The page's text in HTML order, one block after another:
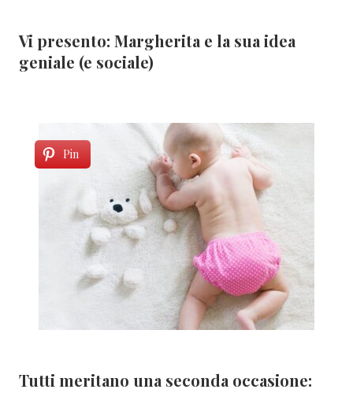
Vi presento: Margherita e la sua idea
geniale (e sociale)
Pin
Tutti meritano una seconda occasione: